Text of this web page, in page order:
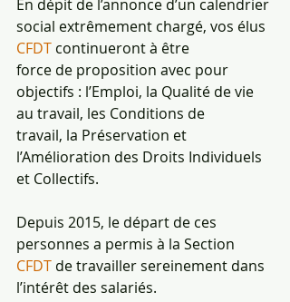
En dépit de l’annonce d’un calendrier
social extrêmement chargé, vos élus
CFDT continueront à être
force de proposition avec pour
objectifs : l’Emploi, la Qualité de vie
au travail, les Conditions de
travail, la Préservation et
l’Amélioration des Droits Individuels
et Collectifs.
Depuis 2015, le départ de ces
personnes a permis à la Section
CFDT de travailler sereinement dans
l’intérêt des salariés.